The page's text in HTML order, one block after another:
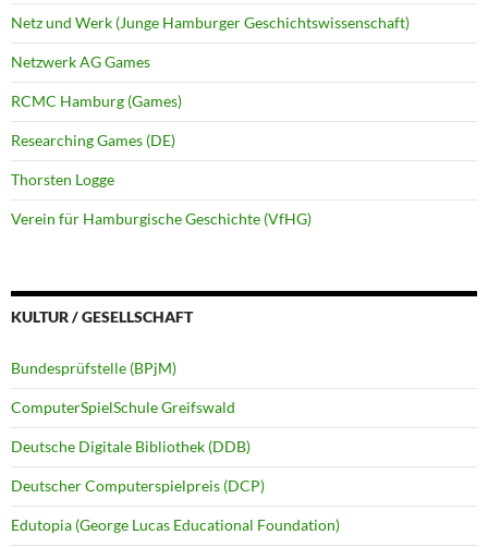
Netz und Werk (Junge Hamburger Geschichtswissenschaft)
Netzwerk AG Games
RCMC Hamburg (Games)
Researching Games (DE)
Thorsten Logge
Verein für Hamburgische Geschichte (VfHG)
KULTUR / GESELLSCHAFT
Bundesprüfstelle (BPjM)
ComputerSpielSchule Greifswald
Deutsche Digitale Bibliothek (DDB)
Deutscher Computerspielpreis (DCP)
Edutopia (George Lucas Educational Foundation)